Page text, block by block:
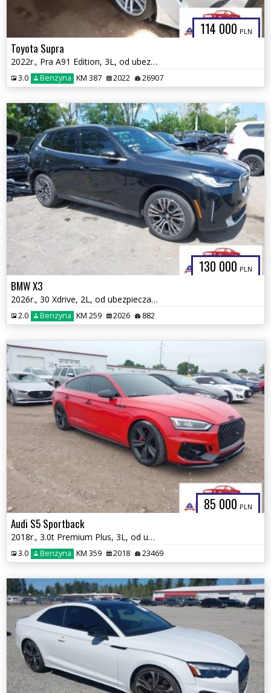
114 000 PLN
Toyota Supra
2022r., Pra A91 Edition, 3L, od ubezpieczalni
3.0 Benzyna KM 387 2022 26907
130 000 PLN
BMW X3
2026r., 30 Xdrive, 2L, od ubezpieczalni
2.0 Benzyna KM 259 2026 882
85 000 PLN
Audi S5 Sportback
2018r., 3.0t Premium Plus, 3L, od ubezpieczalni
3.0 Benzyna KM 359 2018 23469